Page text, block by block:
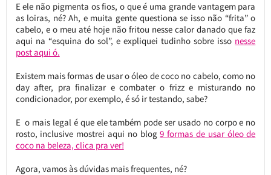
E ele não pigmenta os fios, o que é uma grande vantagem para
as loiras, né? Ah, e muita gente questiona se isso não “frita” o
cabelo, e o meu até hoje não fritou nesse calor danado que faz
aqui na “esquina do sol”, e expliquei tudinho sobre isso nesse
post aqui ó.
Existem mais formas de usar o óleo de coco no cabelo, como no
day after, pra finalizar e combater o frizz e misturando no
condicionador, por exemplo, é só ir testando, sabe?
E o mais legal é que ele também pode ser usado no corpo e no
rosto, inclusive mostrei aqui no blog9 formas de usar óleo de
coco na beleza, clica pra ver!
Agora, vamos às dúvidas mais frequentes, né?